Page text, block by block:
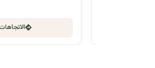
الاتجاهات